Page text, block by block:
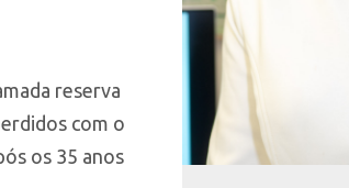
reserva
com o
os 35 anos